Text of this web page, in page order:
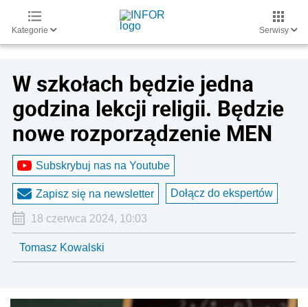
Kategorie Serwisy
W szkołach będzie jedna
godzina lekcji religii. Będzie
nowe rozporządzenie MEN
Subskrybuj nas na Youtube
Zapisz się na newsletter Dołącz do ekspertów
18 czerwca 2024, 10:03
Tomasz Kowalski